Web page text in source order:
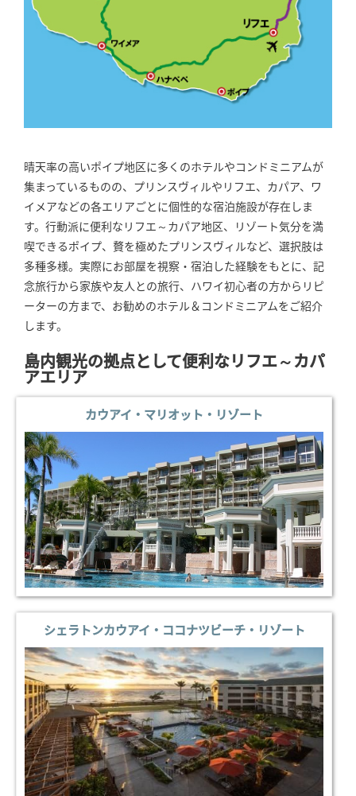
晴天率の高いポイプ地区に多くのホテルやコンドミニアムが
集まっているものの、プリンスヴィルやリフエ、カパア、ワ
イメアなどの各エリアごとに個性的な宿泊施設が存在しま
す。行動派に便利なリフエ～カパア地区、リゾート気分を満
喫できるポイプ、贅を極めたプリンスヴィルなど、選択肢は
多種多様。実際にお部屋を視察・宿泊した経験をもとに、記
念旅行から家族や友人との旅行、ハワイ初心者の方からリピ
ーターの方まで、お勧めのホテル＆コンドミニアムをご紹介
します。
島内観光の拠点として便利なリフエ～カパ
アエリア
カウアイ・マリオット・リゾート
シェラトンカウアイ・ココナツビーチ・リゾート